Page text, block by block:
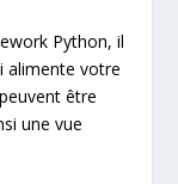
Python, il
alimente votre
être
une vue